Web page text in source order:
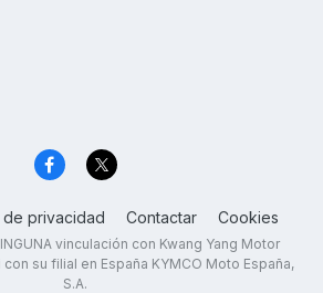
de privacidad Contactar Cookies
vinculación con Kwang Yang Motor
con su filial en España KYMCO Moto España,
S.A.